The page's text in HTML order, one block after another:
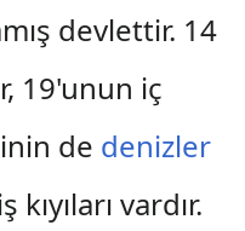
devlettir. 14
19'unun iç
de denizler
kıyıları vardır.